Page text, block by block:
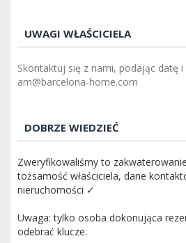
UWAGI WŁAŚCICIELA
Skontaktuj się z nami, podając datę
am@barcelona-home.com
DOBRZE WIEDZIEĆ
Zweryfikowaliśmy to
tożsamość właściciela, dane
nieruchomości ✓
Uwaga: tylko osoba dokonująca
odebrać klucze.